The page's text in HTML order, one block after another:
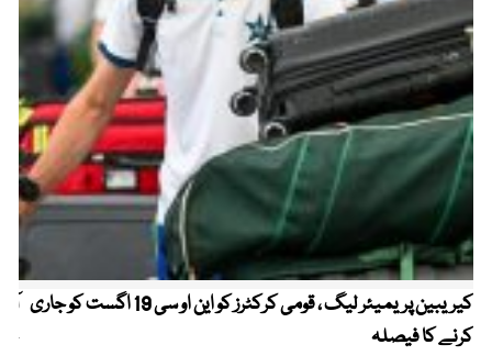
کیریبین پریمیئر لیگ ، قومی کرکٹرز کو این او سی 19 اگست کو جاری
کرنے کا فیصلہ